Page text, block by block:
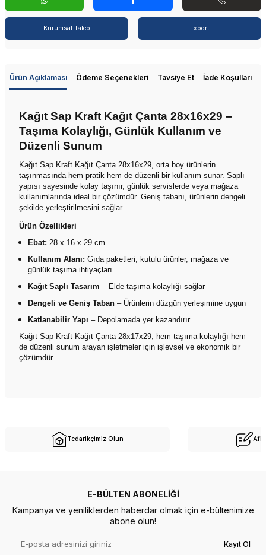
Kurumsal Talep Export
Ürün Açıklaması Ödeme Seçenekleri Tavsiye Et İade Koşulları
Kağıt Sap Kraft Kağıt Çanta 28x16x29 –
Taşıma Kolaylığı, Günlük Kullanım ve
Düzenli Sunum
Kağıt Sap Kraft Kağıt Çanta 28x16x29, orta boy ürünlerin
taşınmasında hem pratik hem de düzenli bir kullanım sunar. Saplı
yapısı sayesinde kolay taşınır, günlük servislerde veya mağaza
kullanımlarında ideal bir çözümdür. Geniş tabanı, ürünlerin dengeli
şekilde yerleştirilmesini sağlar.
Ürün Özellikleri
Ebat: 28 x 16 x 29 cm
Kullanım Alanı: Gıda paketleri, kutulu ürünler, mağaza ve
günlük taşıma ihtiyaçları
Kağıt Saplı Tasarım – Elde taşıma kolaylığı sağlar
Dengeli ve Geniş Taban – Ürünlerin düzgün yerleşimine uygun
Katlanabilir Yapı – Depolamada yer kazandırır
Kağıt Sap Kraft Kağıt Çanta 28x17x29, hem taşıma kolaylığı hem
de düzenli sunum arayan işletmeler için işlevsel ve ekonomik bir
çözümdür.
Tedarikçimiz Olun
E-BÜLTEN ABONELIĞI
Kampanya ve yeniliklerden haberdar olmak için e-bültenimize
abone olun!
Kayıt Ol